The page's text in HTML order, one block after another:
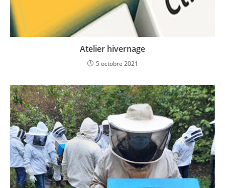
Atelier hivernage
5 octobre 2021